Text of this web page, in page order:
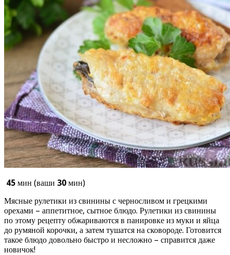
45 мин (ваши 30 мин)
Мясные рулетики из свинины с черносливом и грецкими
орехами – аппетитное, сытное блюдо. Рулетики из свинины
по этому рецепту обжариваются в панировке из муки и яйца
до румяной корочки, а затем тушатся на сковороде. Готовится
такое блюдо довольно быстро и несложно – справится даже
новичок!